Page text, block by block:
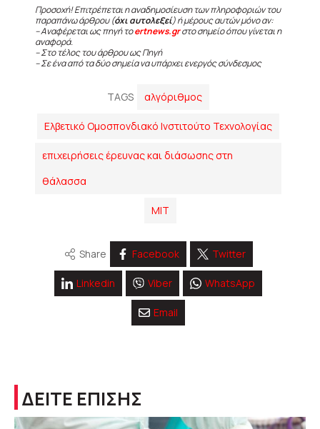
Προσοχή! Επιτρέπεται η αναδημοσίευση των πληροφοριών του
παραπάνω άρθρου (όχι αυτολεξεί) ή μέρους αυτών μόνο αν:
– Αναφέρεται ως πηγή τοertnews.grστο σημείο όπου γίνεται η
αναφορά.
– Στο τέλος του άρθρου ως Πηγή
– Σε ένα από τα δύο σημεία να υπάρχει ενεργός σύνδεσμος
TAGS αλγόριθμος
Ελβετικό Ομοσπονδιακό Ινστιτούτο Τεχνολογίας
επιχειρήσεις έρευνας και διάσωσης στη
θάλασσα
ΜΙΤ
Share Facebook Twitter
Linkedin Viber WhatsApp
Email
ΔΕΙΤΕ ΕΠΙΣΗΣ